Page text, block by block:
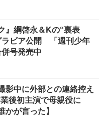
』綱啓永＆Kの“裏表
ラビア公開 「週刊少年
号発売中
影中に外部との連絡控え
後初主演で母親役に
かが言った】